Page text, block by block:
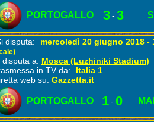
PORTOGALLO 3- 3
disputa: mercoledì 20 giugno 2018 -
disputa a: Mosca (Luzhiniki Stadium)
in TV da:
Italia 1
web su: Gazzetta.it
PORTOGALLO 1- 0